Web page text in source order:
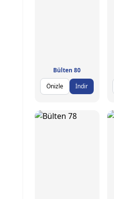
Bülten 80
Önizle
İndir